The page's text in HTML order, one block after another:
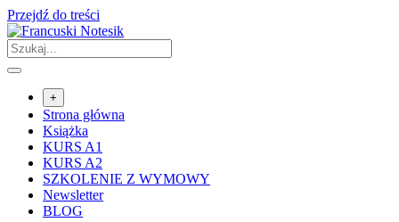
Przejdź do treści
+
Strona główna
Książka
KURS A1
KURS A2
SZKOLENIE Z WYMOWY
Newsletter
BLOG